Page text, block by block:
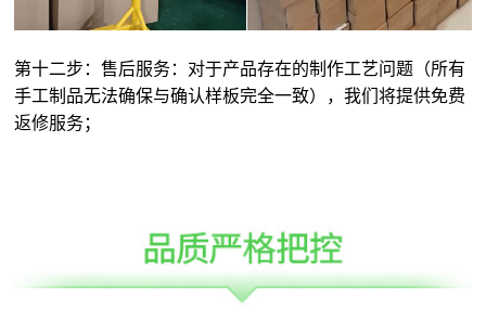
第十二步：售后服务：对于产品存在的制作工艺问题（所有
手工制品无法确保与确认样板完全一致），我们将提供免费
返修服务；